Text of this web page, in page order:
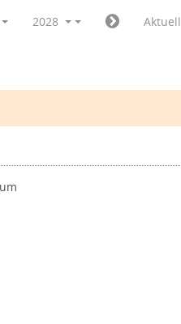
2028 Aktuell